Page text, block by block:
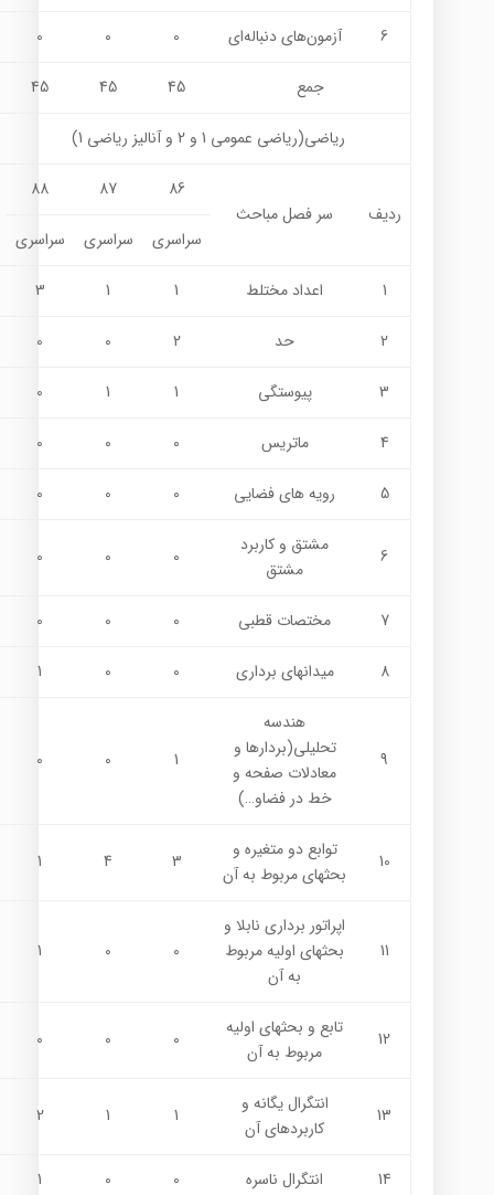
6 آزمون‌هاي دنباله‌اي 0
0
0
جمع 45
45
45
ریاضی(رياضي عمومي 1 و 2 و آناليز رياضي 1)
ردیف سر فصل مباحث
86
87
88
سراسری سراسری سراسری
1 اعداد مختلط 1
1
3
2 حد 2
0
0
3 پيوستگي 1
1
0
4 ماتريس 0
0
0
5 رويه هاي فضايي 0
0
0
6
مشتق و كاربرد
مشتق
0
0
0
7 مختصات قطبي 0
0
0
8 ميدانهاي برداري 0
0
1
9
هندسه
تحليلي(بردارها و
معادلات صفحه و
خط در فضاو…)
1
0
0
10
توابع دو متغیره و
بحثهای مربوط به آن
3
4
1
11
اپراتور برداری نابلا و
بحثهای اولیه مربوط
به آن
0
0
1
12
تابع و بحثهای اولیه
مربوط به آن
0
0
0
13
انتگرال يگانه و
كاربردهاي آن
1
1
2
14 انتگرال ناسره 0
0
1